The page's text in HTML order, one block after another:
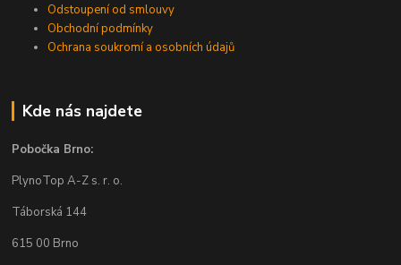
Odstoupení od smlouvy
Obchodní podmínky
Ochrana soukromí a osobních údajů
Kde nás najdete
Pobočka Brno:
PlynoTop A-Z s. r. o.
Táborská 144
615 00 Brno